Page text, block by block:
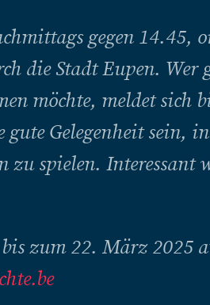
gegen 14.45,
die Stadt Eupen. Wer
möchte, meldet sich
gute Gelegenheit sein,
zu spielen. Interessant
zum 22. März 2025